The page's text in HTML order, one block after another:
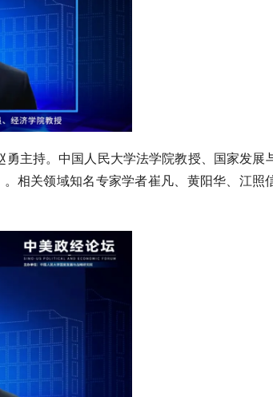
主持。中国人民大学法学院教授、国家发展
相关领域知名专家学者崔凡、黄阳华、江照